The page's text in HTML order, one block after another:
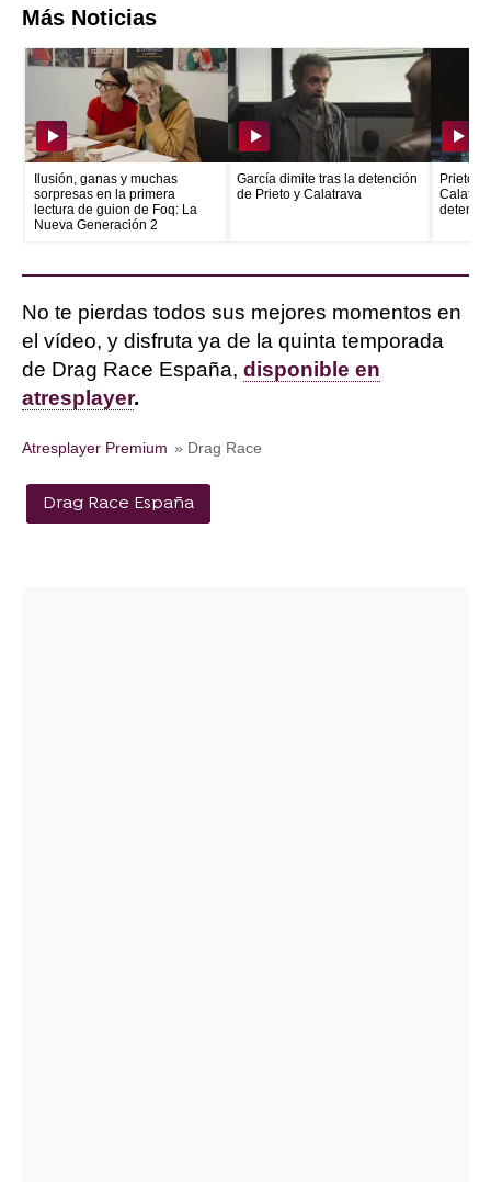
Más Noticias
Ilusión, ganas y muchas
sorpresas en la primera
lectura de guion de Foq: La
Nueva Generación 2
García dimite tras la detención
de Prieto y Calatrava
Prieto
No te pierdas todos sus mejores momentos en
el vídeo, y disfruta ya de la quinta temporada
de Drag Race España, disponible en
atresplayer.
Atresplayer Premium » Drag Race
Drag Race España